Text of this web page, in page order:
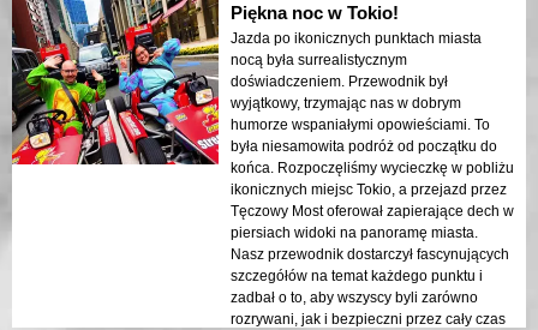
zapewniając, że wszyscy czuli się
bezpiecznie i komfortowo. Atmosfera w
nocy była spokojna, a jednocześnie
ekscytująca, a ja byłem zdumiony
kontrastem między nowoczesnymi
wieżowcami a historyczną architekturą. Ta
wycieczka to doskonałe połączenie
przygody i edukacji, dające podróżnym
unikalny wgląd w piękno Tokio po zmroku.
Piękna noc w Tokio!
Jazda po ikonicznych punktach miasta
nocą była surrealistycznym
doświadczeniem. Przewodnik był
wyjątkowy, trzymając nas w dobrym
humorze wspaniałymi opowieściami. To
była niesamowita podróż od początku do
końca. Rozpoczęliśmy wycieczkę w pobliżu
ikonicznych miejsc Tokio, a przejazd przez
Tęczowy Most oferował zapierające dech w
piersiach widoki na panoramę miasta.
Nasz przewodnik dostarczył fascynujących
szczegółów na temat każdego punktu i
zadbał o to, aby wszyscy byli zarówno
rozrywani, jak i bezpieczni przez cały czas